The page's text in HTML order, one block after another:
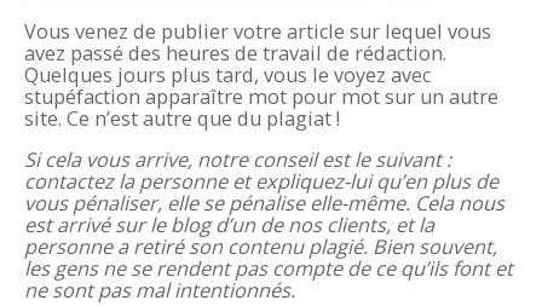
Vous venez de publier votre article sur lequel vous
avez passé des heures de travail de rédaction.
Quelques jours plus tard, vous le voyez avec
stupéfaction apparaître mot pour mot sur un autre
site. Ce n’est autre que du plagiat !
Si cela vous arrive, notre conseil est le suivant :
contactez la personne et expliquez-lui qu’en plus de
vous pénaliser, elle se pénalise elle-même. Cela nous
est arrivé sur le blog d’un de nos clients, et la
personne a retiré son contenu plagié. Bien souvent,
les gens ne se rendent pas compte de ce qu’ils font et
ne sont pas mal intentionnés.